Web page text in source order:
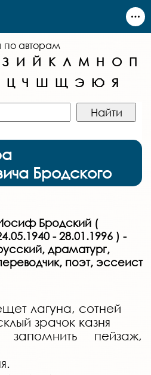
по авторам
З И Й К Л М Н О П
Ц Ч Ш Щ Э Ю Я
Бродского
Бродский (
- 28.01.1996 ) -
драматург,
поэт, эссеист
лагуна, сотней
зрачок казня
пейзаж,